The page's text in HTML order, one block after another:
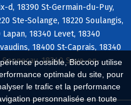
possible, Biocoop utilise
optimale du site, pour
le trafic et la performance
personnalisée en toute
d, 18390 St-Germain-du-Puy,
Ste-Solange, 18220 Soulangis,
18340 Levet, 18340
18400 St-Caprais, 18340
18340 Soye-en-